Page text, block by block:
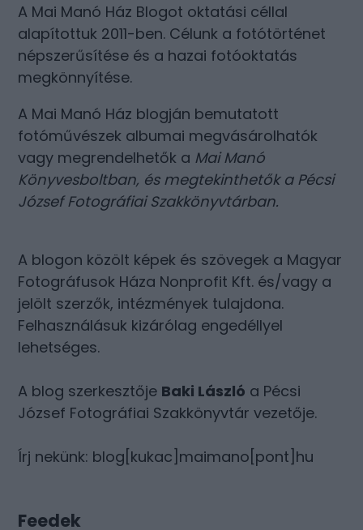
A Mai Manó Ház Blogot oktatási céllal
alapítottuk 2011-ben. Célunk a fotótörténet
népszerűsítése és a hazai fotóoktatás
megkönnyítése.
A Mai Manó Ház blogján bemutatott
fotóművészek albumai megvásárolhatók
vagy megrendelhetők a Mai Manó
Könyvesboltban, és megtekinthetők a Pécsi
József Fotográfiai Szakkönyvtárban.
A blogon közölt képek és szövegek a Magyar
Fotográfusok Háza Nonprofit Kft. és/vagy a
jelölt szerzők, intézmények tulajdona.
Felhasználásuk kizárólag engedéllyel
lehetséges.
A blog szerkesztője Baki László a Pécsi
József Fotográfiai Szakkönyvtár vezetője.
Írj nekünk: blog[kukac]maimano[pont]hu
Feedek